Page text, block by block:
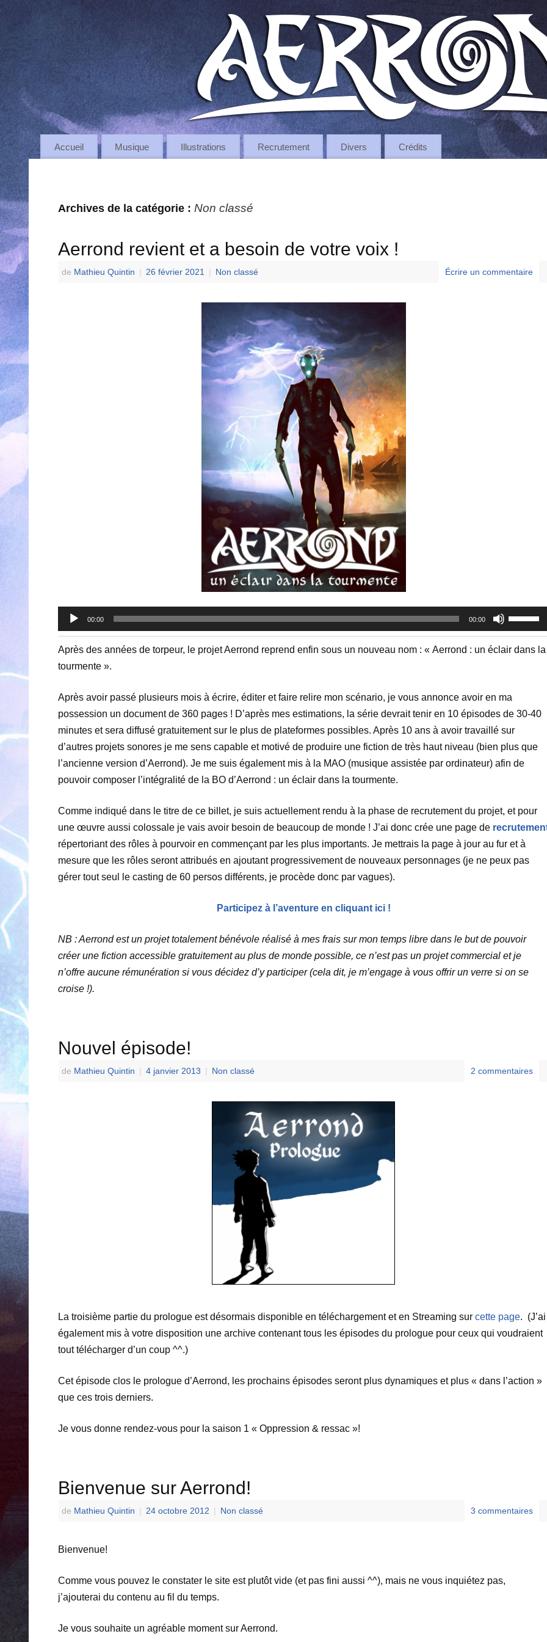
Accueil Musique Illustrations Recrutement Divers Crédits
Archives de la catégorie : Non classé
Aerrond revient et a besoin de votre voix !
de Mathieu Quintin | 26 février 2021 | Non classé Écrire un commentaire
Lecteur
audio
00:00 00:00
Utilisez
les
flèches
ou
diminuer
le
volume.
Après des années de torpeur, le projet Aerrond reprend enfin sous un nouveau nom : « Aerrond : un éclair dans la
tourmente ».
Après avoir passé plusieurs mois à écrire, éditer et faire relire mon scénario, je vous annonce avoir en ma
possession un document de 360 pages ! D’après mes estimations, la série devrait tenir en 10 épisodes de 30-40
minutes et sera diffusé gratuitement sur le plus de plateformes possibles. Après 10 ans à avoir travaillé sur
d’autres projets sonores je me sens capable et motivé de produire une fiction de très haut niveau (bien plus que
l’ancienne version d’Aerrond). Je me suis également mis à la MAO (musique assistée par ordinateur) afin de
pouvoir composer l’intégralité de la BO d’Aerrond : un éclair dans la tourmente.
Comme indiqué dans le titre de ce billet, je suis actuellement rendu à la phase de recrutement du projet, et pour
une œuvre aussi colossale je vais avoir besoin de beaucoup de monde ! J’ai donc crée une page de
répertoriant des rôles à pourvoir en commençant par les plus importants. Je mettrais la page à jour au fur et à
mesure que les rôles seront attribués en ajoutant progressivement de nouveaux personnages (je ne peux pas
gérer tout seul le casting de 60 persos différents, je procède donc par vagues).
Participez à l’aventure en cliquant ici !
NB : Aerrond est un projet totalement bénévole réalisé à mes frais sur mon temps libre dans le but de pouvoir
créer une fiction accessible gratuitement au plus de monde possible, ce n’est pas un projet commercial et je
n’offre aucune rémunération si vous décidez d’y participer (cela dit, je m’engage à vous offrir un verre si on se
croise !).
Nouvel épisode!
de Mathieu Quintin | 4 janvier 2013 | Non classé 2 commentaires
La troisième partie du prologue est désormais disponible en téléchargement et en Streaming sur cette page. (J’ai
également mis à votre disposition une archive contenant tous les épisodes du prologue pour ceux qui voudraient
tout télécharger d’un coup ^^.)
Cet épisode clos le prologue d’Aerrond, les prochains épisodes seront plus dynamiques et plus « dans l’action »
que ces trois derniers.
Je vous donne rendez-vous pour la saison 1 « Oppression & ressac »!
Bienvenue sur Aerrond!
de Mathieu Quintin | 24 octobre 2012 | Non classé 3 commentaires
Bienvenue!
Comme vous pouvez le constater le site est plutôt vide (et pas fini aussi ^^), mais ne vous inquiétez pas,
j’ajouterai du contenu au fil du temps.
Je vous souhaite un agréable moment sur Aerrond.